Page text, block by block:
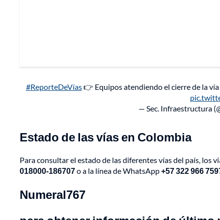
#ReporteDeVías👉 Equipos atendiendo el cierre de la
— Sec. Infraestructura
Estado de las vías en Colombia
Para consultar el estado de las diferentes vías del país, los
018000-186707o a la línea de WhatsApp+57 322 966
Numeral767